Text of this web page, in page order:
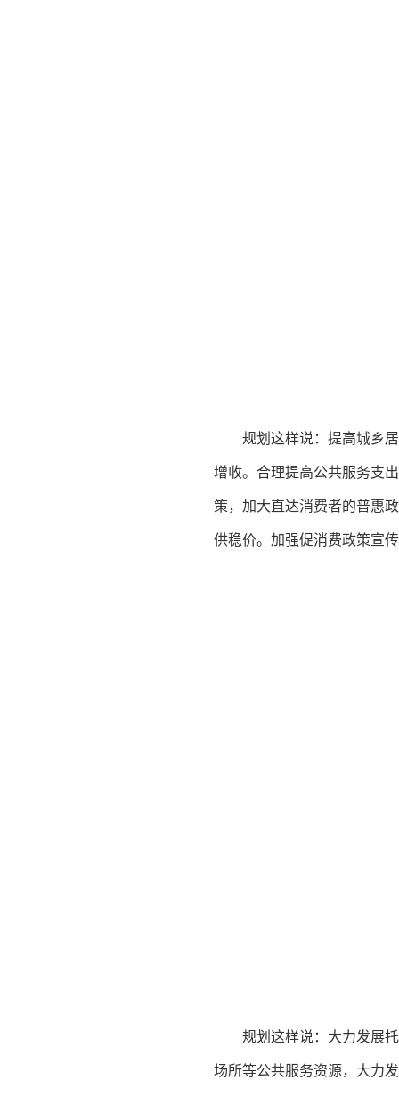
规划这样说：提高城乡
增收。合理提高公共服务支
策，加大直达消费者的普惠
供稳价。加强促消费政策宣
规划这样说：大力发展
场所等公共服务资源，大力